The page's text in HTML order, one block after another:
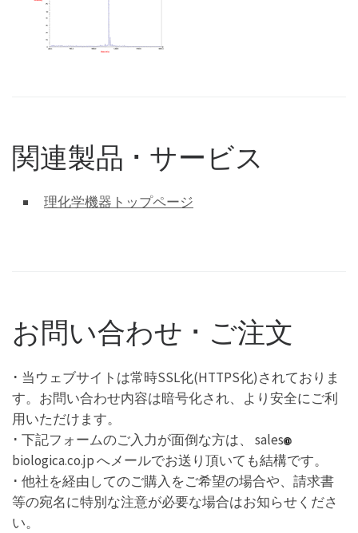
関連製品 ･ サービス
理化学機器トップページ
お問い合わせ ･ ご注文
･ 当ウェブサイトは常時SSL化(HTTPS化)されておりま
す。お問い合わせ内容は暗号化され、より安全にご利
用いただけます。
･ 下記フォームのご入力が面倒な方は、 sales
biologica.co.jp へメールでお送り頂いても結構です。
･ 他社を経由してのご購入をご希望の場合や、請求書
等の宛名に特別な注意が必要な場合はお知らせくださ
い。